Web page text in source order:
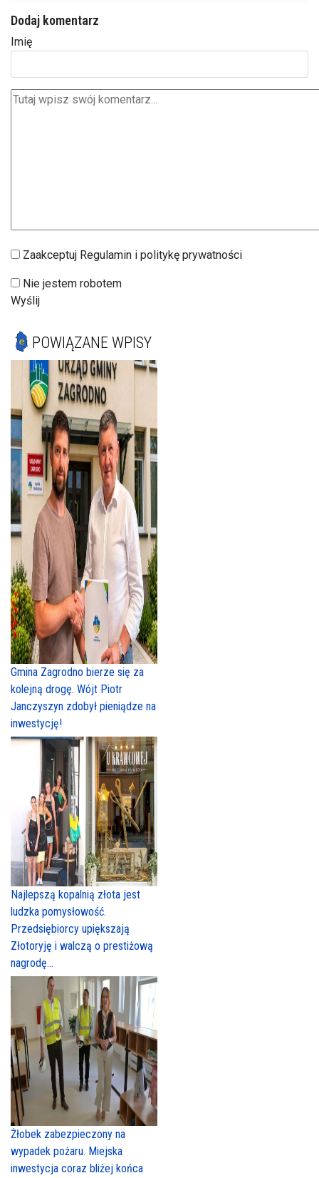
Dodaj komentarz
Imię
Zaakceptuj Regulamin i politykę prywatności
Nie jestem robotem
Wyślij
POWIĄZANE WPISY
Gmina Zagrodno bierze się za
kolejną drogę. Wójt Piotr
Janczyszyn zdobył pieniądze na
inwestycję!
Najlepszą kopalnią złota jest
ludzka pomysłowość.
Przedsiębiorcy upiększają
Złotoryję i walczą o prestiżową
nagrodę...
Żłobek zabezpieczony na
wypadek pożaru. Miejska
inwestycja coraz bliżej końca